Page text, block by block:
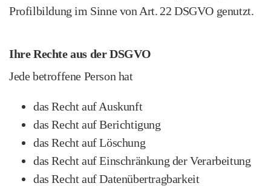
Profilbildung im Sinne von Art. 22 DSGVO genutzt.
Ihre Rechte aus der DSGVO
Jede betroffene Person hat
das Recht auf Auskunft
das Recht auf Berichtigung
das Recht auf Löschung
das Recht auf Einschränkung der Verarbeitung
das Recht auf Datenübertragbarkeit